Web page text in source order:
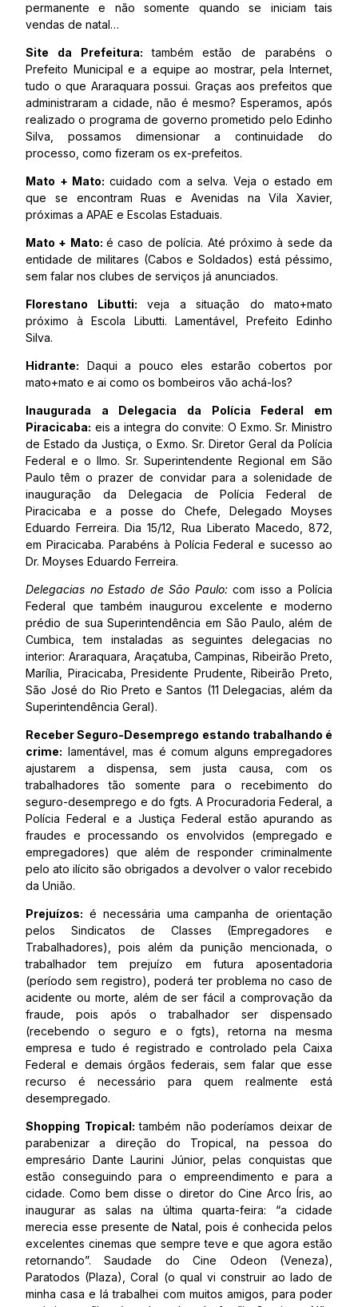
permanente e não somente quando se iniciam tais
vendas de natal…
Site da Prefeitura:também estão de parabéns o
Prefeito Municipal e a equipe ao mostrar, pela Internet,
tudo o que Araraquara possui. Graças aos prefeitos que
administraram a cidade, não é mesmo? Esperamos, após
realizado o programa de governo prometido pelo Edinho
Silva, possamos dimensionar a continuidade do
processo, como fizeram os ex-prefeitos.
Mato + Mato:cuidado com a selva. Veja o estado em
que se encontram Ruas e Avenidas na Vila Xavier,
próximas a APAE e Escolas Estaduais.
Mato + Mato:é caso de polícia. Até próximo à sede da
entidade de militares (Cabos e Soldados) está péssimo,
sem falar nos clubes de serviços já anunciados.
Florestano Libutti: veja a situação do mato+mato
próximo à Escola Libutti. Lamentável, Prefeito Edinho
Silva.
Hidrante: Daqui a pouco eles estarão cobertos por
mato+mato e ai como os bombeiros vão achá-los?
Inaugurada a Delegacia da Polícia Federal em
Piracicaba: eis a integra do convite: O Exmo. Sr. Ministro
de Estado da Justiça, o Exmo. Sr. Diretor Geral da Polícia
Federal e o Ilmo. Sr. Superintendente Regional em São
Paulo têm o prazer de convidar para a solenidade de
inauguração da Delegacia de Polícia Federal de
Piracicaba e a posse do Chefe, Delegado Moyses
Eduardo Ferreira. Dia 15/12, Rua Liberato Macedo, 872,
em Piracicaba. Parabéns à Polícia Federal e sucesso ao
Dr. Moyses Eduardo Ferreira.
Delegacias no Estado de São Paulo:com isso a Polícia
Federal que também inaugurou excelente e moderno
prédio de sua Superintendência em São Paulo, além de
Cumbica, tem instaladas as seguintes delegacias no
interior: Araraquara, Araçatuba, Campinas, Ribeirão Preto,
Marília, Piracicaba, Presidente Prudente, Ribeirão Preto,
São José do Rio Preto e Santos (11 Delegacias, além da
Superintendência Geral).
Receber Seguro-Desemprego estando trabalhando é
crime: lamentável, mas é comum alguns empregadores
ajustarem a dispensa, sem justa causa, com os
trabalhadores tão somente para o recebimento do
seguro-desemprego e do fgts. A Procuradoria Federal, a
Polícia Federal e a Justiça Federal estão apurando as
fraudes e processando os envolvidos (empregado e
empregadores) que além de responder criminalmente
pelo ato ilícito são obrigados a devolver o valor recebido
da União.
Prejuízos: é necessária uma campanha de orientação
pelos Sindicatos de Classes (Empregadores e
Trabalhadores), pois além da punição mencionada, o
trabalhador tem prejuízo em futura aposentadoria
(período sem registro), poderá ter problema no caso de
acidente ou morte, além de ser fácil a comprovação da
fraude, pois após o trabalhador ser dispensado
(recebendo o seguro e o fgts), retorna na mesma
empresa e tudo é registrado e controlado pela Caixa
Federal e demais órgãos federais, sem falar que esse
recurso é necessário para quem realmente está
desempregado.
Shopping Tropical:também não poderíamos deixar de
parabenizar a direção do Tropical, na pessoa do
empresário Dante Laurini Júnior, pelas conquistas que
estão conseguindo para o empreendimento e para a
cidade. Como bem disse o diretor do Cine Arco Íris, ao
inaugurar as salas na última quarta-feira: “a cidade
merecia esse presente de Natal, pois é conhecida pelos
excelentes cinemas que sempre teve e que agora estão
retornando”. Saudade do Cine Odeon (Veneza),
Paratodos (Plaza), Coral (o qual vi construir ao lado de
minha casa e lá trabalhei com muitos amigos, para poder